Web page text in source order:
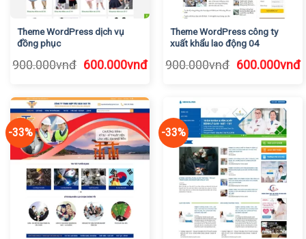
Theme WordPress dịch vụ
đồng phục
900.000vnđ Giá
900.000vnđ.
600.000vnđGiá
là:
600.000vnđ.
Theme WordPress công ty
xuất khẩu lao động 04
900.000vnđ Giá
900.000vnđ.
600.000vnđ
-33% -33%